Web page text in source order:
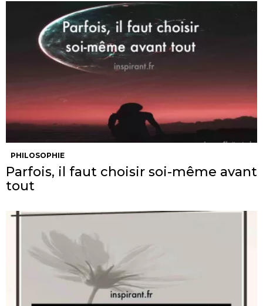
PHILOSOPHIE
Parfois, il faut choisir soi-même avant
tout